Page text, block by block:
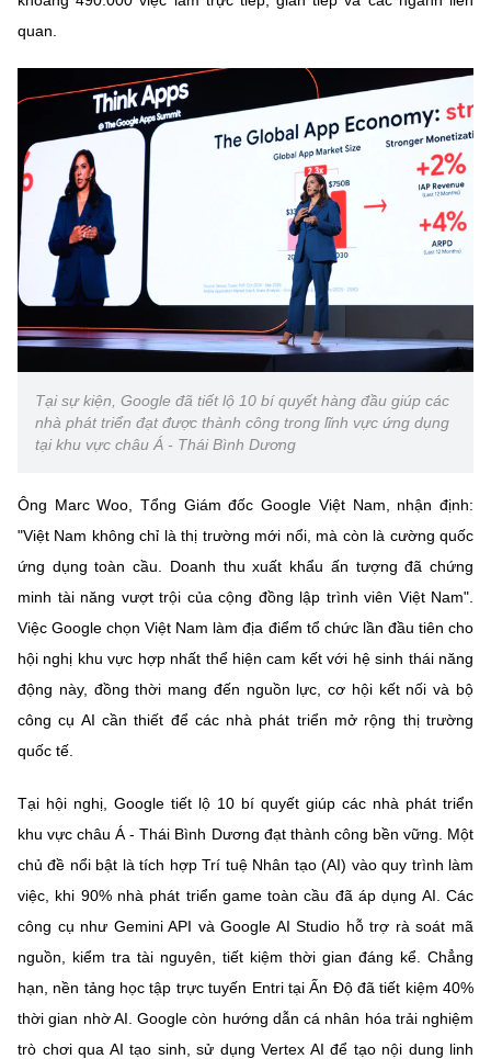
Chịu trách nhiệm nội dung: Nguyễn Thị Hải Hằng
Giám đốc Trung tâm Truyền thông Khoa học và Công nghệ.
Địa chỉ: Ban Biên tập Cổng TTĐT - 18 Nguyễn Du, TP. Hà Nội
Điện thoại: 024 3936 9506
Email:stc@mst.gov.vn
©2026 Bản quyền thuộc Bộ Khoa Học và Công Nghệ
(Ghi rõ nguồn "https://mst.gov.vn" khi phát hành lại thông tin từ
website này)
quan.
Tại sự kiện, Google đã tiết lộ 10 bí quyết hàng đầu giúp các
nhà phát triển đạt được thành công trong lĩnh vực ứng dụng
tại khu vực châu Á - Thái Bình Dương
Ông Marc Woo, Tổng Giám đốc Google Việt Nam, nhận định:
"Việt Nam không chỉ là thị trường mới nổi, mà còn là cường quốc
ứng dụng toàn cầu. Doanh thu xuất khẩu ấn tượng đã chứng
minh tài năng vượt trội của cộng đồng lập trình viên Việt Nam".
Việc Google chọn Việt Nam làm địa điểm tổ chức lần đầu tiên cho
hội nghị khu vực hợp nhất thể hiện cam kết với hệ sinh thái năng
động này, đồng thời mang đến nguồn lực, cơ hội kết nối và bộ
công cụ AI cần thiết để các nhà phát triển mở rộng thị trường
quốc tế.
Tại hội nghị, Google tiết lộ 10 bí quyết giúp các nhà phát triển
khu vực châu Á - Thái Bình Dương đạt thành công bền vững. Một
chủ đề nổi bật là tích hợp Trí tuệ Nhân tạo (AI) vào quy trình làm
việc, khi 90% nhà phát triển game toàn cầu đã áp dụng AI. Các
công cụ như Gemini API và Google AI Studio hỗ trợ rà soát mã
nguồn, kiểm tra tài nguyên, tiết kiệm thời gian đáng kể. Chẳng
hạn, nền tảng học tập trực tuyến Entri tại Ấn Độ đã tiết kiệm 40%
thời gian nhờ AI. Google còn hướng dẫn cá nhân hóa trải nghiệm
trò chơi qua AI tạo sinh, sử dụng Vertex AI để tạo nội dung linh